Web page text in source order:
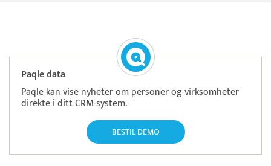
Paqle data
Paqle kan vise nyheter om personer og virksomheter
direkte i ditt CRM-system.
BESTIL DEMO